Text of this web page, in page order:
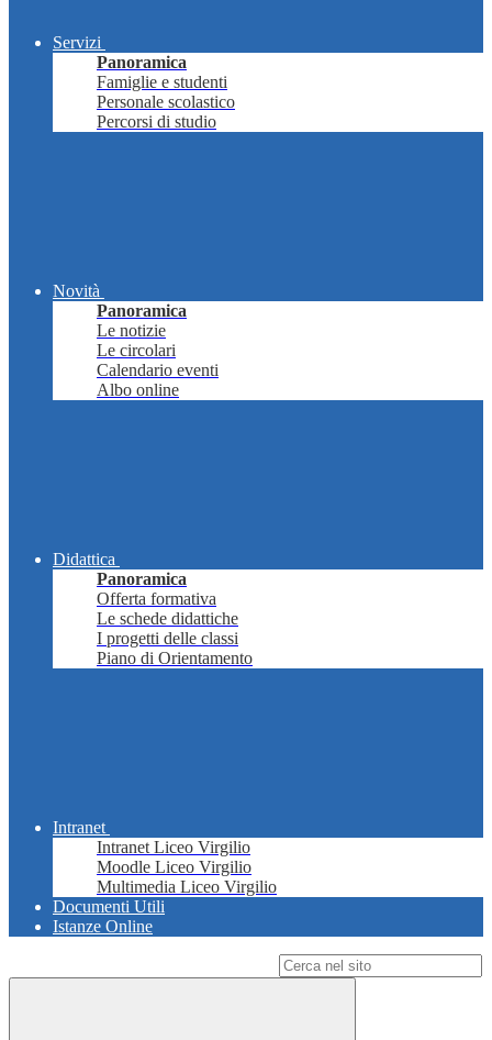
Servizi
Panoramica
Famiglie e studenti
Personale scolastico
Percorsi di studio
Novità
Panoramica
Le notizie
Le circolari
Calendario eventi
Albo online
Didattica
Panoramica
Offerta formativa
Le schede didattiche
I progetti delle classi
Piano di Orientamento
Intranet
Intranet Liceo Virgilio
Moodle Liceo Virgilio
Multimedia Liceo Virgilio
Documenti Utili
Istanze Online